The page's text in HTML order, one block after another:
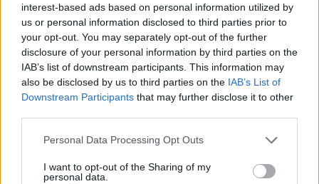
interest-based ads based on personal information utilized by
us or personal information disclosed to third parties prior to
your opt-out. You may separately opt-out of the further
disclosure of your personal information by third parties on the
IAB’s list of downstream participants. This information may
also be disclosed by us to third parties on the IAB’s List of
Downstream Participants that may further disclose it to other
Personal Data Processing Opt Outs
I want to opt-out of the Sharing of my
personal data.